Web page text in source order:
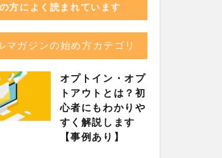
方によく読まれています
マガジンの始め方カテゴリ
オプトイン・オプ
トアウトとは？初
心者にもわかりや
すく解説します
【事例あり】